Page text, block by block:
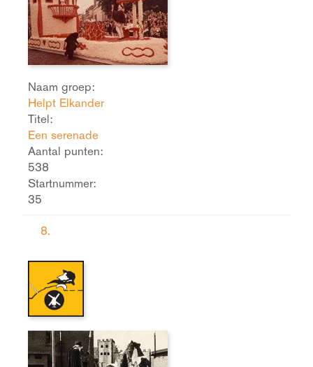
Naam groep:
Helpt Elkander
Titel:
Een serenade
Aantal punten:
538
Startnummer:
35
8.